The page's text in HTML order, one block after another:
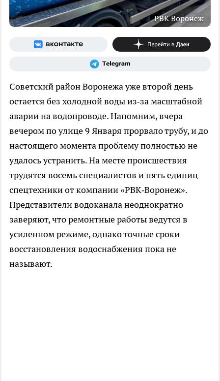
РВК Воронеж
Советский район Воронежа уже второй день
остается без холодной воды из‑за масштабной
аварии на водопроводе. Напомним, вчера
вечером по улице 9 Января прорвало трубу, и до
настоящего момента проблему полностью не
удалось устранить. На месте происшествия
трудятся восемь специалистов и пять единиц
спецтехники от компании «РВК‑Воронеж».
Представители водоканала неоднократно
заверяют, что ремонтные работы ведутся в
усиленном режиме, однако точные сроки
восстановления водоснабжения пока не
называют.